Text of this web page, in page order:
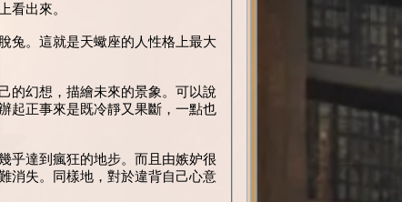
看出來。
兔。這就是天蠍座的人性格上最大
的幻想，描繪未來的景象。可以說
起正事來是既冷靜又果斷，一點也
乎達到瘋狂的地步。而且由嫉妒很
消失。同樣地，對於違背自己心意